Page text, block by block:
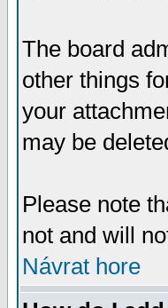
The board
other things
your
may be
Please note
not and will
Návrat hore